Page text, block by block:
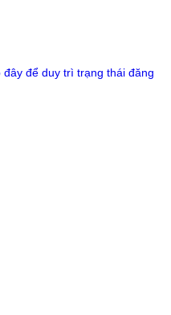
đây để duy trì trạng thái đăng